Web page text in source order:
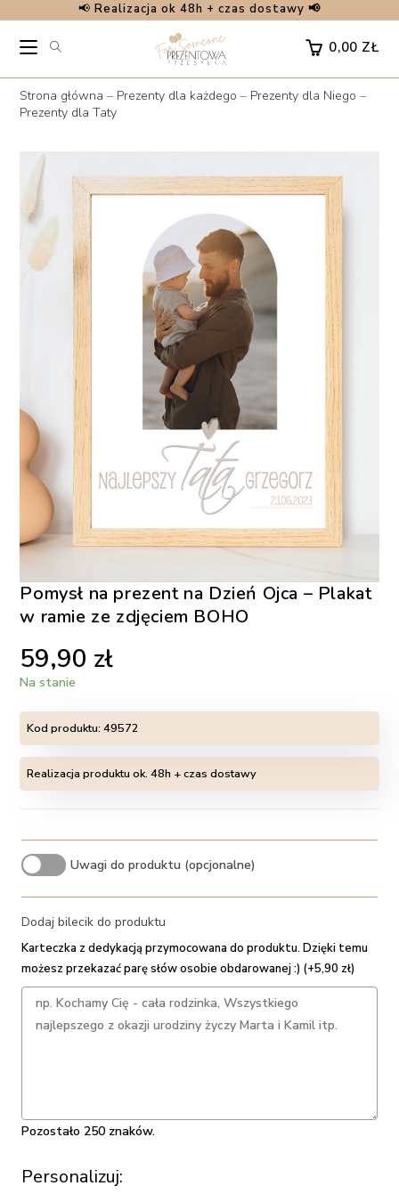
content
📢 Realizacja ok 48h + czas dostawy 📢
0,00 ZŁ
Strona główna – Prezenty dla każdego – Prezenty dla Niego –
Prezenty dla Taty
Pomysł na prezent na Dzień Ojca – Plakat
w ramie ze zdjęciem BOHO
59,90 zł
Na stanie
Kod produktu:49572
Realizacja produktu ok. 48h + czas dostawy
Uwagi do produktu (opcjonalne)
Dodaj bilecik do produktu
Karteczka z dedykacją przymocowana do produktu. Dzięki temu
możesz przekazać parę słów osobie obdarowanej :) (+5,90 zł)
Pozostało 250 znaków.
Personalizuj: